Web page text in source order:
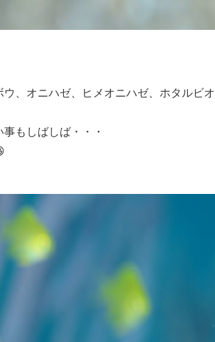
、オニハゼ、ヒメオニハゼ、ホタルビ
もしばしば・・・